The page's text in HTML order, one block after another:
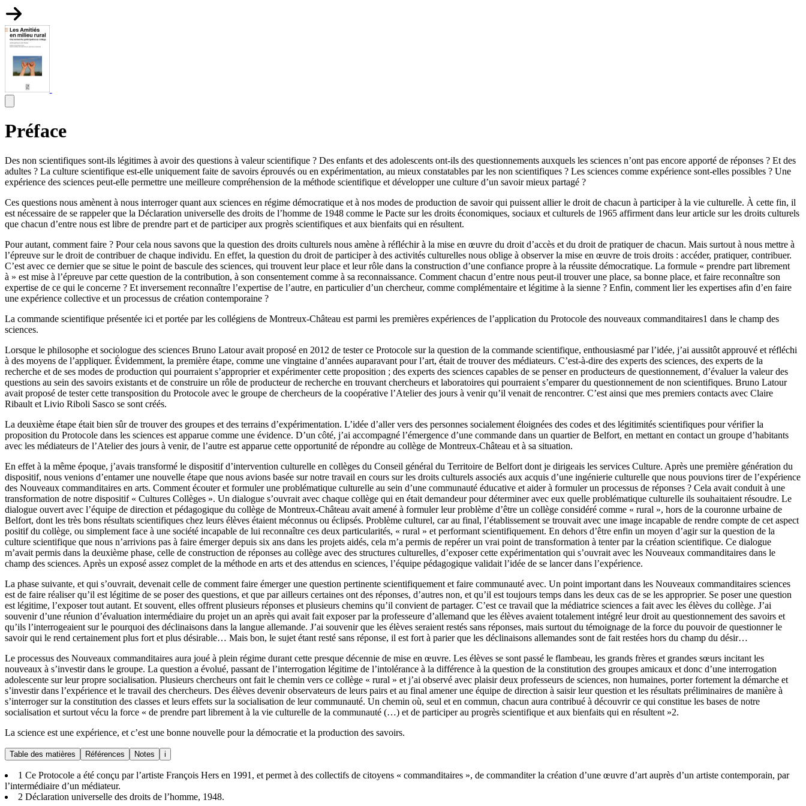
Préface
Des non scientifiques sont-ils légitimes à avoir des questions à valeur scientifique ? Des enfants et des adolescents ont-ils des questionnements auxquels les sciences n’ont pas encore apporté de réponses ? Et des
adultes ? La culture scientifique est-elle uniquement faite de savoirs éprouvés ou en expérimentation, au mieux constatables par les non scientifiques ? Les sciences comme expérience sont-elles possibles ? Une
expérience des sciences peut-elle permettre une meilleure compréhension de la méthode scientifique et développer une culture d’un savoir mieux partagé ?
Ces questions nous amènent à nous interroger quant aux sciences en régime démocratique et à nos modes de production de savoir qui puissent allier le droit de chacun à participer à la vie culturelle. À cette fin, il
est nécessaire de se rappeler que la Déclaration universelle des droits de l’homme de 1948 comme le Pacte sur les droits économiques, sociaux et culturels de 1965 affirment dans leur article sur les droits culturels
que chacun d’entre nous est libre de prendre part et de participer aux progrès scientifiques et aux bienfaits qui en résultent.
Pour autant, comment faire ? Pour cela nous savons que la question des droits culturels nous amène à réfléchir à la mise en œuvre du droit d’accès et du droit de pratiquer de chacun. Mais surtout à nous mettre à
l’épreuve sur le droit de contribuer de chaque individu. En effet, la question du droit de participer à des activités culturelles nous oblige à observer la mise en œuvre de trois droits : accéder, pratiquer, contribuer.
C’est avec ce dernier que se situe le point de bascule des sciences, qui trouvent leur place et leur rôle dans la construction d’une confiance propre à la réussite démocratique. La formule « prendre part librement
à » est mise à l’épreuve par cette question de la contribution, à son consentement comme à sa reconnaissance. Comment chacun d’entre nous peut-il trouver une place, sa bonne place, et faire reconnaître son
expertise de ce qui le concerne ? Et inversement reconnaître l’expertise de l’autre, en particulier d’un chercheur, comme complémentaire et légitime à la sienne ? Enfin, comment lier les expertises afin d’en faire
une expérience collective et un processus de création contemporaine ?
La commande scientifique présentée ici et portée par les collégiens de Montreux-Château est parmi les premières expériences de l’application du Protocole des nouveaux commanditaires1 dans le champ des
sciences.
Lorsque le philosophe et sociologue des sciences Bruno Latour avait proposé en 2012 de tester ce Protocole sur la question de la commande scientifique, enthousiasmé par l’idée, j’ai aussitôt approuvé et réfléchi
à des moyens de l’appliquer. Évidemment, la première étape, comme une vingtaine d’années auparavant pour l’art, était de trouver des médiateurs. C’est-à-dire des experts des sciences, des experts de la
recherche et de ses modes de production qui pourraient s’approprier et expérimenter cette proposition ; des experts des sciences capables de se penser en producteurs de questionnement, d’évaluer la valeur des
questions au sein des savoirs existants et de construire un rôle de producteur de recherche en trouvant chercheurs et laboratoires qui pourraient s’emparer du questionnement de non scientifiques. Bruno Latour
avait proposé de tester cette transposition du Protocole avec le groupe de chercheurs de la coopérative l’Atelier des jours à venir qu’il venait de rencontrer. C’est ainsi que mes premiers contacts avec Claire
Ribault et Livio Riboli Sasco se sont créés.
La deuxième étape était bien sûr de trouver des groupes et des terrains d’expérimentation. L’idée d’aller vers des personnes socialement éloignées des codes et des légitimités scientifiques pour vérifier la
proposition du Protocole dans les sciences est apparue comme une évidence. D’un côté, j’ai accompagné l’émergence d’une commande dans un quartier de Belfort, en mettant en contact un groupe d’habitants
avec les médiateurs de l’Atelier des jours à venir, de l’autre est apparue cette opportunité de répondre au collège de Montreux-Château et à sa situation.
En effet à la même époque, j’avais transformé le dispositif d’intervention culturelle en collèges du Conseil général du Territoire de Belfort dont je dirigeais les services Culture. Après une première génération du
dispositif, nous venions d’entamer une nouvelle étape que nous avions basée sur notre travail en cours sur les droits culturels associés aux acquis d’une ingénierie culturelle que nous pouvions tirer de l’expérience
des Nouveaux commanditaires en arts. Comment écouter et formuler une problématique culturelle au sein d’une communauté éducative et aider à formuler un processus de réponses ? Cela avait conduit à une
transformation de notre dispositif « Cultures Collèges ». Un dialogue s’ouvrait avec chaque collège qui en était demandeur pour déterminer avec eux quelle problématique culturelle ils souhaitaient résoudre. Le
dialogue ouvert avec l’équipe de direction et pédagogique du collège de Montreux-Château avait amené à formuler leur problème d’être un collège considéré comme « rural », hors de la couronne urbaine de
Belfort, dont les très bons résultats scientifiques chez leurs élèves étaient méconnus ou éclipsés. Problème culturel, car au final, l’établissement se trouvait avec une image incapable de rendre compte de cet aspect
positif du collège, ou simplement face à une société incapable de lui reconnaître ces deux particularités, « rural » et performant scientifiquement. En dehors d’être enfin un moyen d’agir sur la question de la
culture scientifique que nous n’arrivions pas à faire émerger depuis six ans dans les projets aidés, cela m’a permis de repérer un vrai point de transformation à tenter par la création scientifique. Ce dialogue
m’avait permis dans la deuxième phase, celle de construction de réponses au collège avec des structures culturelles, d’exposer cette expérimentation qui s’ouvrait avec les Nouveaux commanditaires dans le
champ des sciences. Après un exposé assez complet de la méthode en arts et des attendus en sciences, l’équipe pédagogique validait l’idée de se lancer dans l’expérience.
La phase suivante, et qui s’ouvrait, devenait celle de comment faire émerger une question pertinente scientifiquement et faire communauté avec. Un point important dans les Nouveaux commanditaires sciences
est de faire réaliser qu’il est légitime de se poser des questions, et que par ailleurs certaines ont des réponses, d’autres non, et qu’il est toujours temps dans les deux cas de se les approprier. Se poser une question
est légitime, l’exposer tout autant. Et souvent, elles offrent plusieurs réponses et plusieurs chemins qu’il convient de partager. C’est ce travail que la médiatrice sciences a fait avec les élèves du collège. J’ai
souvenir d’une réunion d’évaluation intermédiaire du projet un an après qui avait fait exposer par la professeure d’allemand que les élèves avaient totalement intégré leur droit au questionnement des savoirs et
qu’ils l’interrogeaient sur le pourquoi des déclinaisons dans la langue allemande. J’ai souvenir que les élèves seraient restés sans réponses, mais surtout du témoignage de la force du pouvoir de questionner le
savoir qui le rend certainement plus fort et plus désirable… Mais bon, le sujet étant resté sans réponse, il est fort à parier que les déclinaisons allemandes sont de fait restées hors du champ du désir…
Le processus des Nouveaux commanditaires aura joué à plein régime durant cette presque décennie de mise en œuvre. Les élèves se sont passé le flambeau, les grands frères et grandes sœurs incitant les
nouveaux à s’investir dans le groupe. La question a évolué, passant de l’interrogation légitime de l’intolérance à la différence à la question de la constitution des groupes amicaux et donc d’une interrogation
adolescente sur leur propre socialisation. Plusieurs chercheurs ont fait le chemin vers ce collège « rural » et j’ai observé avec plaisir deux professeurs de sciences, non humaines, porter fortement la démarche et
s’investir dans l’expérience et le travail des chercheurs. Des élèves devenir observateurs de leurs pairs et au final amener une équipe de direction à saisir leur question et les résultats préliminaires de manière à
s’interroger sur la constitution des classes et leurs effets sur la socialisation de leur communauté. Un chemin où, seul et en commun, chacun aura contribué à découvrir ce qui constitue les bases de notre
socialisation et surtout vécu la force « de prendre part librement à la vie culturelle de la communauté (…) et de participer au progrès scientifique et aux bienfaits qui en résultent »2.
La science est une expérience, et c’est une bonne nouvelle pour la démocratie et la production des savoirs.
Table des matières Références Notes i
1 Ce Protocole a été conçu par l’artiste François Hers en 1991, et permet à des collectifs de citoyens « commanditaires », de commanditer la création d’une œuvre d’art auprès d’un artiste contemporain, par
l’intermédiaire d’un médiateur.
2 Déclaration universelle des droits de l’homme, 1948.